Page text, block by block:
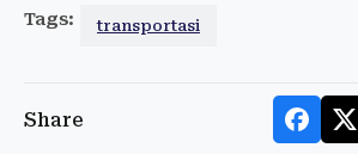
Tags: transportasi
Share